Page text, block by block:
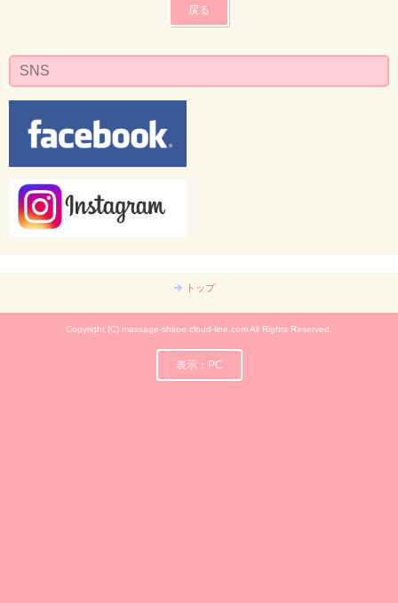
戻る
SNS
トップ
Copyright (C) massage-shitoe.cloud-line.com All Rights Reserved.
表示：PC